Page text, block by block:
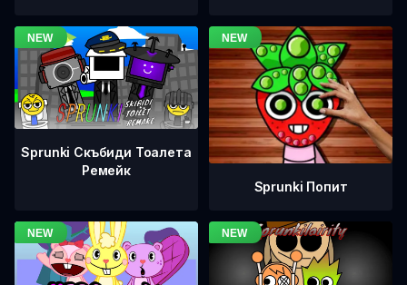
Sprunki Скъбиди Тоалета
Ремейк
Sprunki Попит